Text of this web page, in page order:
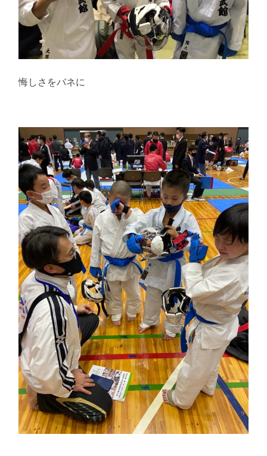
悔しさをバネに